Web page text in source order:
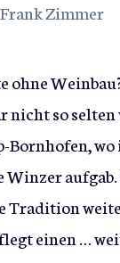
Frank Zimmer
nicht so selten
Bornhofen, wo
Winzer
Tradition
einen …